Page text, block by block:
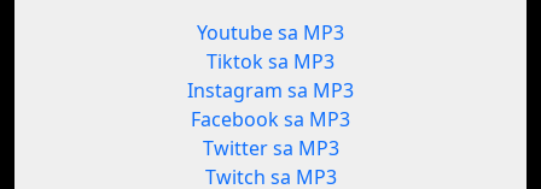
Youtube sa MP3
Tiktok sa MP3
Instagram sa MP3
Facebook sa MP3
Twitter sa MP3
Twitch sa MP3